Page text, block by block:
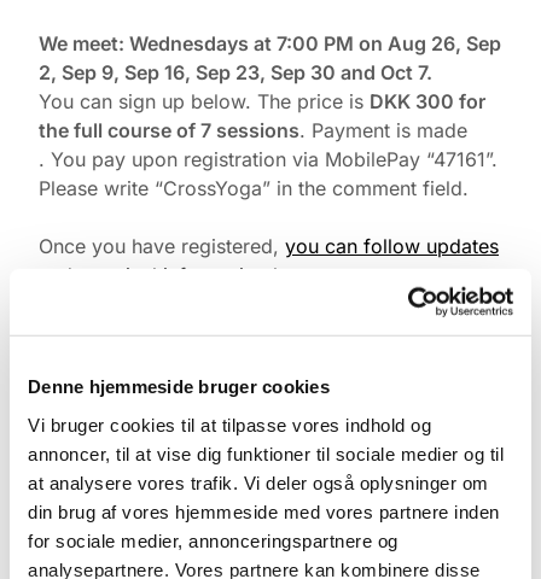
Denne hjemmeside bruger cookies
Vi bruger cookies til at tilpasse vores indhold og
annoncer, til at vise dig funktioner til sociale medier og til
at analysere vores trafik. Vi deler også oplysninger om
din brug af vores hjemmeside med vores partnere inden
for sociale medier, annonceringspartnere og
analysepartnere. Vores partnere kan kombinere disse
We meet: Wednesdays at 7:00 PM on Aug 26, Sep
2, Sep 9, Sep 16, Sep 23, Sep 30 and Oct 7.
You can sign up below. The price is DKK 300 for
the full course of 7 sessions. Payment is made
. You pay upon registration via MobilePay “47161”.
Please write “CrossYoga” in the comment field.
Once you have registered, you can follow updates
and practical information here.
The class may be conducted in English if needed.